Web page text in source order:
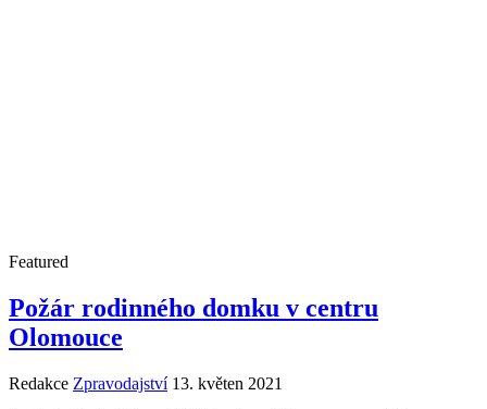
Featured
Požár rodinného domku v centru
Olomouce
Redakce Zpravodajství 13. květen 2021